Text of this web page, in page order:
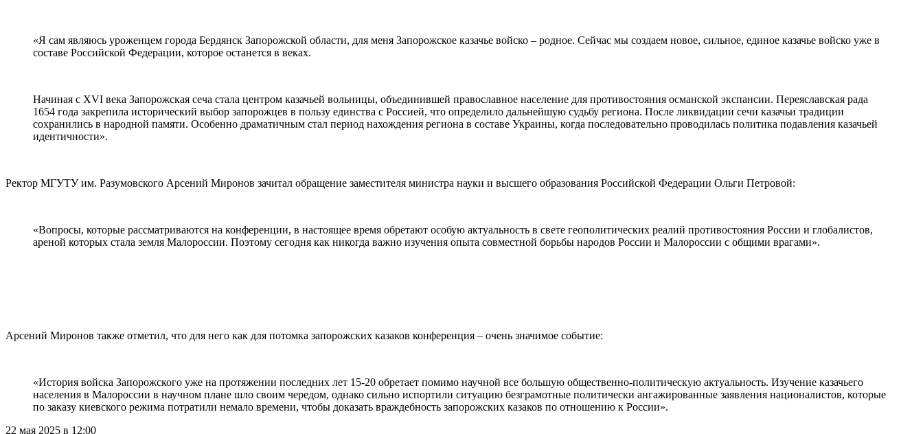
«Я сам являюсь уроженцем города Бердянск Запорожской области, для меня Запорожское казачье войско – родное. Сейчас мы создаем новое, сильное, единое казачье войско уже в
составе Российской Федерации, которое останется в веках.
Начиная с XVI века Запорожская сеча стала центром казачьей вольницы, объединившей православное население для противостояния османской экспансии. Переяславская рада
1654 года закрепила исторический выбор запорожцев в пользу единства с Россией, что определило дальнейшую судьбу региона. После ликвидации сечи казачьи традиции
сохранились в народной памяти. Особенно драматичным стал период нахождения региона в составе Украины, когда последовательно проводилась политика подавления казачьей
идентичности».
Ректор МГУТУ им. Разумовского Арсений Миронов зачитал обращение заместителя министра науки и высшего образования Российской Федерации Ольги Петровой:
«Вопросы, которые рассматриваются на конференции, в настоящее время обретают особую актуальность в свете геополитических реалий противостояния России и глобалистов,
ареной которых стала земля Малороссии. Поэтому сегодня как никогда важно изучения опыта совместной борьбы народов России и Малороссии с общими врагами».
Арсений Миронов также отметил, что для него как для потомка запорожских казаков конференция – очень значимое событие:
«История войска Запорожского уже на протяжении последних лет 15-20 обретает помимо научной все большую общественно-политическую актуальность. Изучение казачьего
населения в Малороссии в научном плане шло своим чередом, однако сильно испортили ситуацию безграмотные политически ангажированные заявления националистов, которые
по заказу киевского режима потратили немало времени, чтобы доказать враждебность запорожских казаков по отношению к России».
22 мая 2025 в 12:00